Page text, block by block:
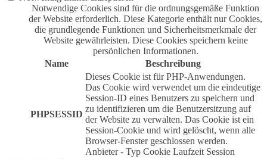
Notwendige Cookies sind für die ordnungsgemäße Funktion
der Website erforderlich. Diese Kategorie enthält nur Cookies,
die grundlegende Funktionen und Sicherheitsmerkmale der
Website gewährleisten. Diese Cookies speichern keine
persönlichen Informationen.
Name
Beschreibung
PHPSESSID
Dieses Cookie ist für PHP-Anwendungen.
Das Cookie wird verwendet um die eindeutige
Session-ID eines Benutzers zu speichern und
zu identifizieren um die Benutzersitzung auf
der Website zu verwalten. Das Cookie ist ein
Session-Cookie und wird gelöscht, wenn alle
Browser-Fenster geschlossen werden.
Anbieter - Typ Cookie Laufzeit Session